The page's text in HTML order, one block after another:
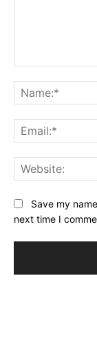
Save my
next time I